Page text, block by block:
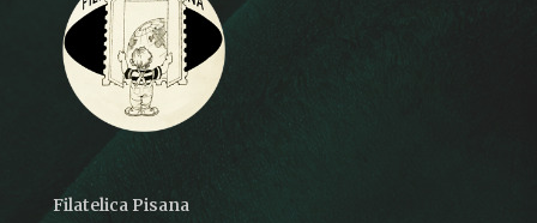
Filatelica Pisana